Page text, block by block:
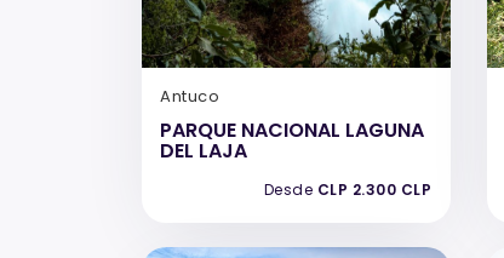
Antuco
PARQUE NACIONAL LAGUNA
DEL LAJA
Desde CLP 2.300 CLP